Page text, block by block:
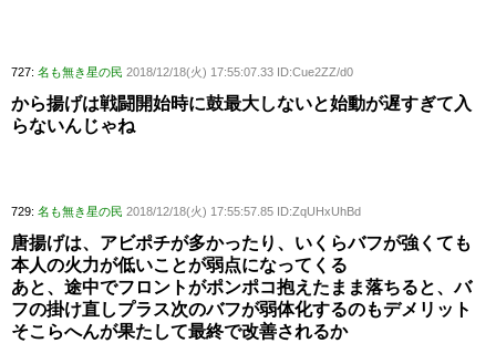
727: 名も無き星の民 2018/12/18(火) 17:55:07.33 ID:Cue2ZZ/d0
から揚げは戦闘開始時に鼓最大しないと始動が遅すぎて入
らないんじゃね
729: 名も無き星の民 2018/12/18(火) 17:55:57.85 ID:ZqUHxUhBd
唐揚げは、アビポチが多かったり、いくらバフが強くても
本人の火力が低いことが弱点になってくる
あと、途中でフロントがポンポコ抱えたまま落ちると、バ
フの掛け直しプラス次のバフが弱体化するのもデメリット
そこらへんが果たして最終で改善されるか